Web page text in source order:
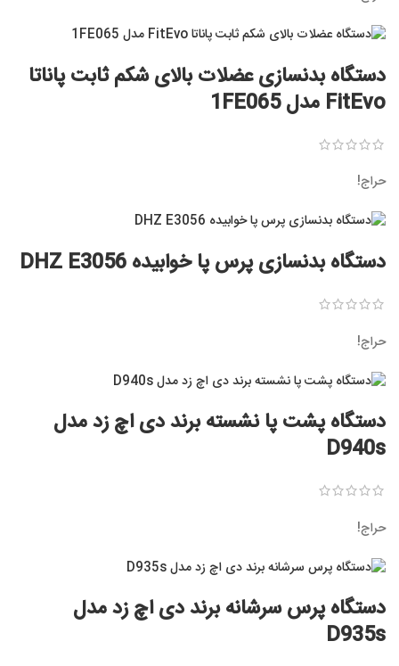
دستگاه بدنسازی عضلات بالای شکم ثابت پاناتا
FitEvo مدل 1FE065
حراج!
دستگاه بدنسازی پرس پا خوابیده DHZ E3056
حراج!
دستگاه پشت پا نشسته برند دی اچ زد مدل
D940s
حراج!
دستگاه پرس سرشانه برند دی اچ زد مدل
D935s